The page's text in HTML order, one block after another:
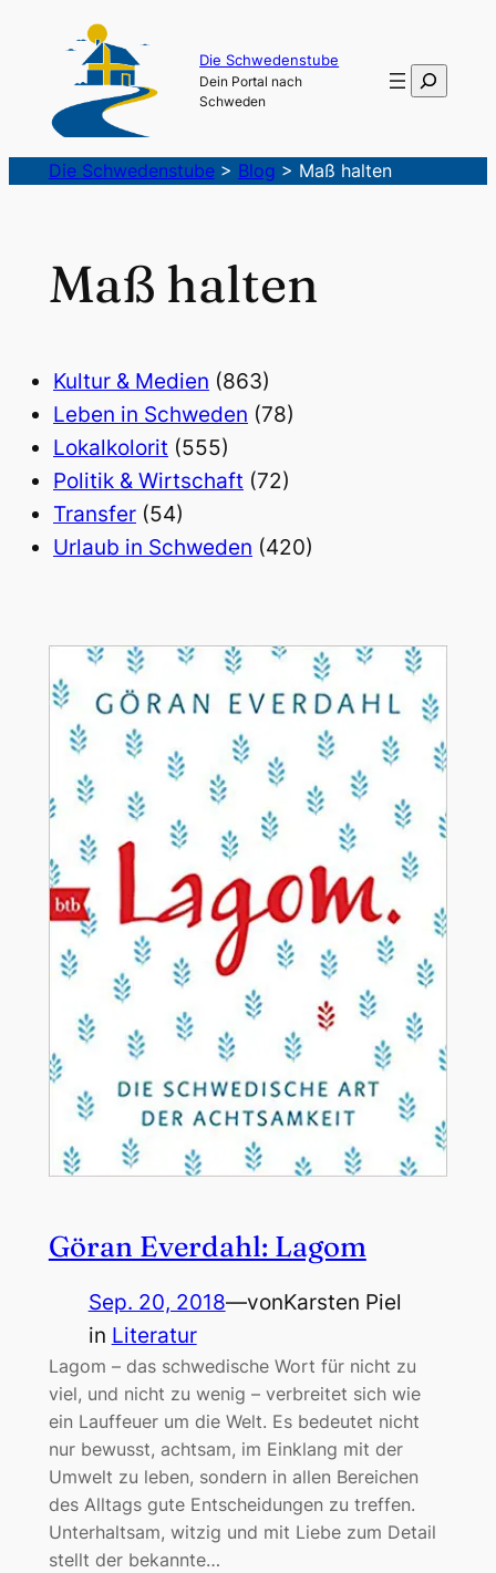
Die Schwedenstube
Dein Portal nach
Schweden
Suchen
Die Schwedenstube> Blog > Maß halten
Maß halten
Kultur & Medien (863)
Leben in Schweden (78)
Lokalkolorit (555)
Politik & Wirtschaft (72)
Transfer (54)
Urlaub in Schweden (420)
Göran Everdahl: Lagom
Sep. 20, 2018—vonKarsten Piel
in Literatur
Lagom – das schwedische Wort für nicht zu
viel, und nicht zu wenig – verbreitet sich wie
ein Lauffeuer um die Welt. Es bedeutet nicht
nur bewusst, achtsam, im Einklang mit der
Umwelt zu leben, sondern in allen Bereichen
des Alltags gute Entscheidungen zu treffen.
Unterhaltsam, witzig und mit Liebe zum Detail
stellt der bekannte…